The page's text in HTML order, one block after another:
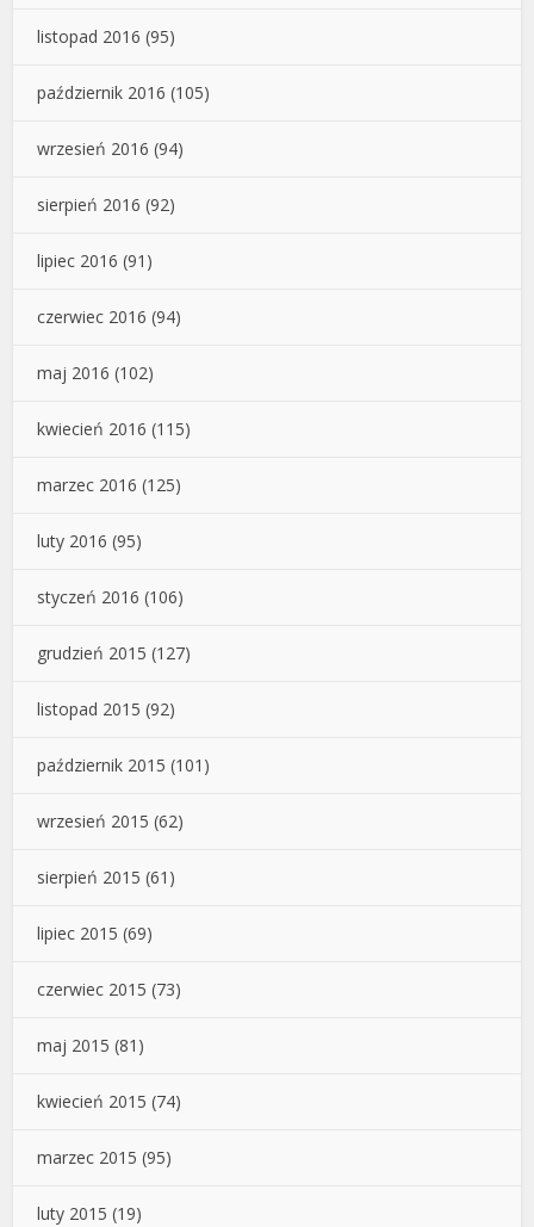
listopad 2016 (95)
październik 2016 (105)
wrzesień 2016 (94)
sierpień 2016 (92)
lipiec 2016 (91)
czerwiec 2016 (94)
maj 2016 (102)
kwiecień 2016 (115)
marzec 2016 (125)
luty 2016 (95)
styczeń 2016 (106)
grudzień 2015 (127)
listopad 2015 (92)
październik 2015 (101)
wrzesień 2015 (62)
sierpień 2015 (61)
lipiec 2015 (69)
czerwiec 2015 (73)
maj 2015 (81)
kwiecień 2015 (74)
marzec 2015 (95)
luty 2015 (19)